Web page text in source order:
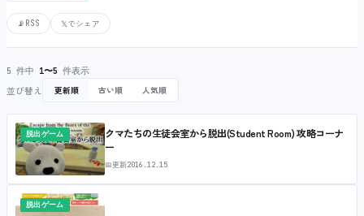
📡 RSS 𝕏でシェア
5 件中 1〜5 件表示
並び替え 更新順 古い順 人気順
脱出ゲーム
クマたちの生徒会室から脱出(Student Room) 攻略コーナ
ー
📅更新2016.12.15
脱出ゲーム